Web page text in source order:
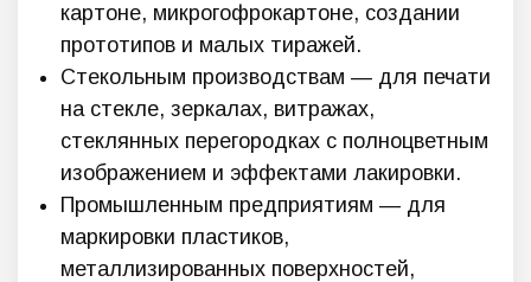
картоне, микрогофрокартоне, создании
прототипов и малых тиражей.
Стекольным производствам — для печати
на стекле, зеркалах, витражах,
стеклянных перегородках с полноцветным
изображением и эффектами лакировки.
Промышленным предприятиям — для
маркировки пластиков,
металлизированных поверхностей,